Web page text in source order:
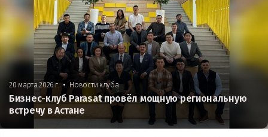
20 марта 2026 г. • Новости клуба
Бизнес-клуб Parasat провёл мощную региональную
встречу в Астане